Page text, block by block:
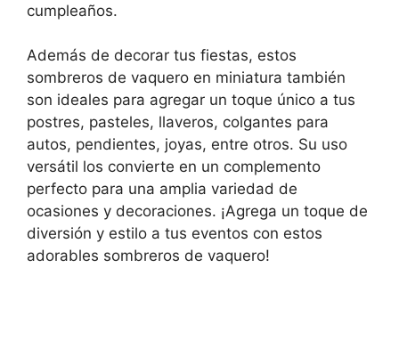
cumpleaños.
Además de decorar tus fiestas, estos
sombreros de vaquero en miniatura también
son ideales para agregar un toque único a tus
postres, pasteles, llaveros, colgantes para
autos, pendientes, joyas, entre otros. Su uso
versátil los convierte en un complemento
perfecto para una amplia variedad de
ocasiones y decoraciones. ¡Agrega un toque de
diversión y estilo a tus eventos con estos
adorables sombreros de vaquero!